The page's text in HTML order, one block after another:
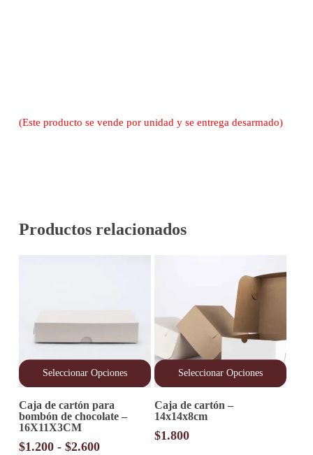
(Este producto se vende por unidad y se entrega desarmado)
Productos relacionados
Seleccionar Opciones
producto
tiene
múltiples
variantes.
Caja de cartón para
bombón de chocolate –
16X11X3CM
$1.200 - $2.600Rango
Seleccionar Opciones
producto
tiene
múltiples
variantes.
Caja de cartón –
14x14x8cm
$1.800